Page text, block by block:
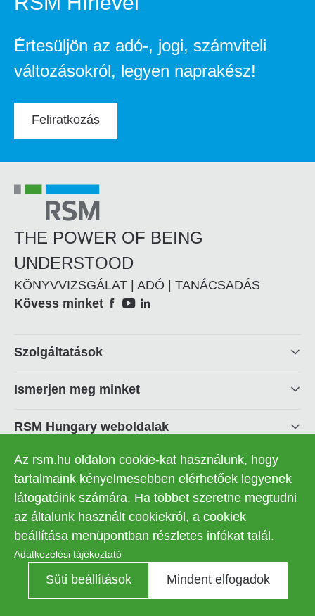
Értesüljön az adó-, jogi, számviteli
változásokról, legyen naprakész!
Feliratkozás
THE POWER OF BEING
UNDERSTOOD
KÖNYVVIZSGÁLAT | ADÓ | TANÁCSADÁS
Social
Kövess minket
Footer
Szolgáltatások
Ismerjen meg minket
RSM Hungary weboldalak
Legal - RSM Hungary
Az RSM Hungary Zrt. honlapján közzétett információk,
elemzések és következtetések tájékoztató jellegűek, és
nincsenek tekintettel az olvasók egyéni igényeire és adójogi
helyzetére. A közölt adatok teljességéért, pontosságáért
valamint aktualitásáért az RSM Hungary Zrt. nem vállal
felelősséget. A közzétett információk nem minősülnek továbbá
tanácsadásnak),és ezáltal nem helyettesítik a társaságunk
Az rsm.hu oldalon cookie-kat használunk, hogy
tartalmaink kényelmesebben elérhetőek legyenek
látogatóink számára. Ha többet szeretne megtudni
az általunk használt cookiekról, a cookiek
beállítása menüpontban részletes infókat talál.
Adatkezelési tájékoztató
Süti beállítások Mindent elfogadok